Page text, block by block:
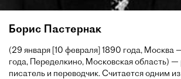
Борис Пастернак
(29 января [10 февраля] 1890 года, Москва
года, Переделкино, Московская область) —
писатель и переводчик. Считается одним